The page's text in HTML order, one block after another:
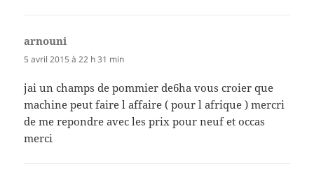
arnouni
5 avril 2015 à 22 h 31 min
jai un champs de pommier de6ha vous croier que
machine peut faire l affaire ( pour l afrique ) mercri
de me repondre avec les prix pour neuf et occas
merci